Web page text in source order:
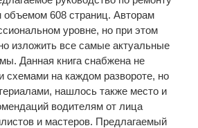
объемом 608 страниц. Авторам
уровне, но при этом
изложить все самые актуальные
Данная книга снабжена не
схемами на каждом развороте, но
нашлось также место и
водителям от лица
и мастеров. Предлагаемый